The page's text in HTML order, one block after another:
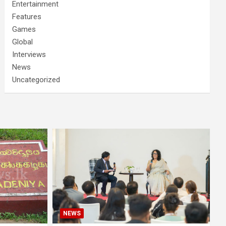
Entertainment
Features
Games
Global
Interviews
News
Uncategorized
NEWS